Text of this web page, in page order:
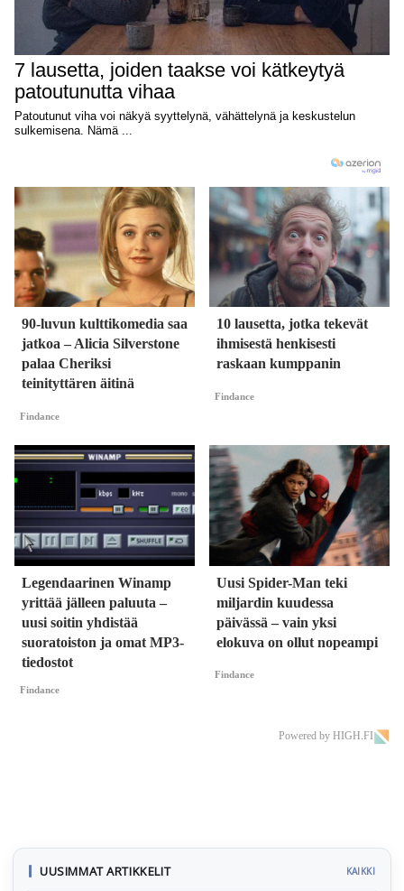
90-luvun kulttikomedia saa
jatkoa – Alicia Silverstone
palaa Cheriksi
teinityttären äitinä
Findance
10 lausetta, jotka tekevät
ihmisestä henkisesti
raskaan kumppanin
Findance
Legendaarinen Winamp
yrittää jälleen paluuta –
uusi soitin yhdistää
suoratoiston ja omat MP3-
tiedostot
Findance
Uusi Spider-Man teki
miljardin kuudessa
päivässä – vain yksi
elokuva on ollut nopeampi
Findance
Powered by HIGH.FI
UUSIMMAT ARTIKKELIT KAIKKI